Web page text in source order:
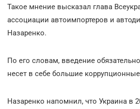
Такое мнение высказал глава
ассоциации автоимпортеров и
Назаренко.
По его словам, введение
несет в себе большие
Назаренко напомнил, что Украина в